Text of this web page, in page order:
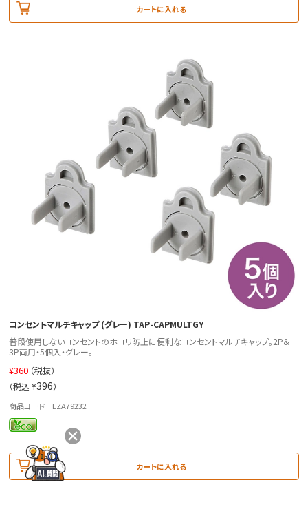
カートに入れる
コンセントマルチキャップ (グレー) TAP-CAPMULTGY
普段使用しないコンセントのホコリ防止に便利なコンセントマルチキャップ。2P＆
3P両用・5個入・グレー。
¥360 （税抜）
（税込 ¥396）
商品コード EZA79232
カートに入れる